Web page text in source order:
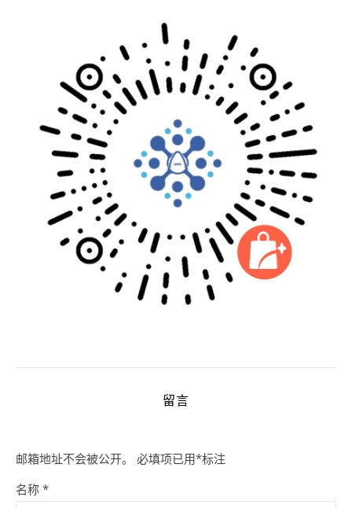
留言
邮箱地址不会被公开。 必填项已用*标注
名称 *